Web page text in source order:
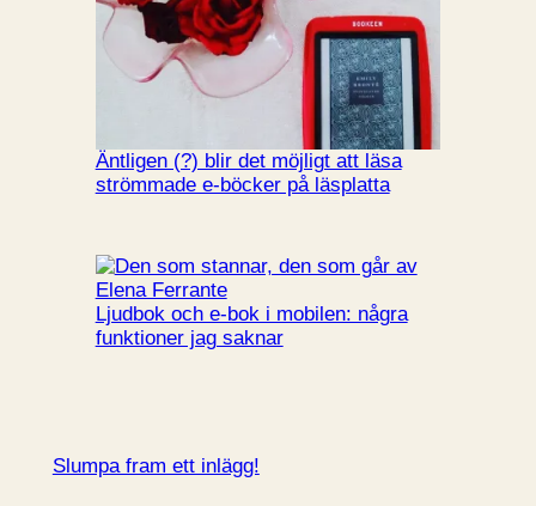
Äntligen (?) blir det möjligt att läsa
strömmade e-böcker på läsplatta
Ljudbok och e-bok i mobilen: några
funktioner jag saknar
Slumpa fram ett inlägg!